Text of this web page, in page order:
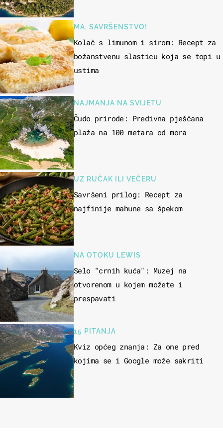
MA, SAVRŠENSTVO!
Kolač s limunom i sirom: Recept za
božanstvenu slasticu koja se topi u
ustima
NAJMANJA NA SVIJETU
Čudo prirode: Predivna pješčana
plaža na 100 metara od mora
UZ RUČAK ILI VEČERU
Savršeni prilog: Recept za
najfinije mahune sa špekom
NA OTOKU LEWIS
Selo "crnih kuća": Muzej na
otvorenom u kojem možete i
prespavati
15 PITANJA
Kviz općeg znanja: Za one pred
kojima se i Google može sakriti